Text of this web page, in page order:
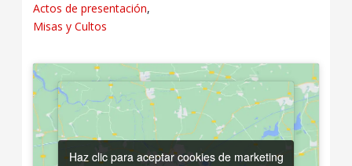
Actos de presentación,
Misas y Cultos
Haz clic para aceptar cookies de marketing
Haz clic para aceptar cookies de marketing